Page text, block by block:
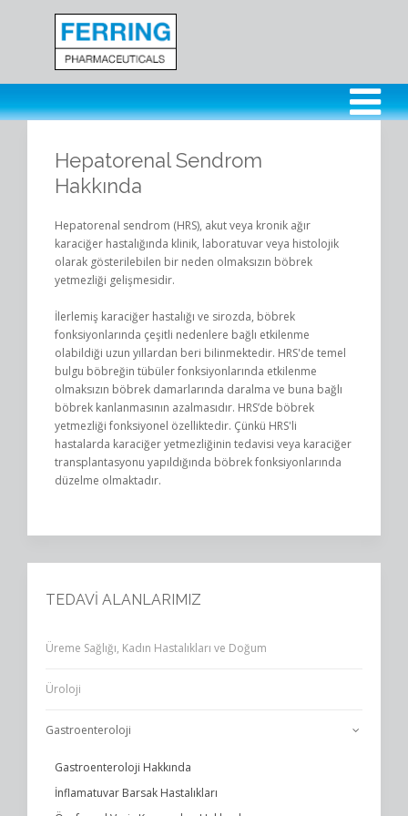
Hepatorenal Sendrom
Hakkında
Hepatorenal sendrom (HRS), akut veya kronik ağır
karaciğer hastalığında klinik, laboratuvar veya histolojik
olarak gösterilebilen bir neden olmaksızın böbrek
yetmezliği gelişmesidir.
İlerlemiş karaciğer hastalığı ve sirozda, böbrek
fonksiyonlarında çeşitli nedenlere bağlı etkilenme
olabildiği uzun yıllardan beri bilinmektedir. HRS'de temel
bulgu böbreğin tübüler fonksiyonlarında etkilenme
olmaksızın böbrek damarlarında daralma ve buna bağlı
böbrek kanlanmasının azalmasıdır. HRS’de böbrek
yetmezliği fonksiyonel özelliktedir. Çünkü HRS'li
hastalarda karaciğer yetmezliğinin tedavisi veya karaciğer
transplantasyonu yapıldığında böbrek fonksiyonlarında
düzelme olmaktadır.
TEDAVİ ALANLARIMIZ
Üreme Sağlığı, Kadın Hastalıkları ve Doğum
Üroloji
Gastroenteroloji
Gastroenteroloji Hakkında
İnflamatuvar Barsak Hastalıkları